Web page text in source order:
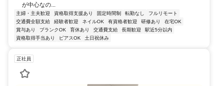
が中心なの...
主婦・主夫歓迎 資格取得支援あり 固定時間制 転勤なし
フルリモート
交通費全額支給
経験者歓迎 ネイルOK 有資格者歓迎 研修あり
在宅OK
賞与あり
ブランクOK 育休あり 交通費支給 長期歓迎
駅近5分以内
資格取得手当あり
ピアスOK 土日祝休み
正社員